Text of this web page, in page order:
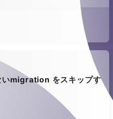
migration をスキップす